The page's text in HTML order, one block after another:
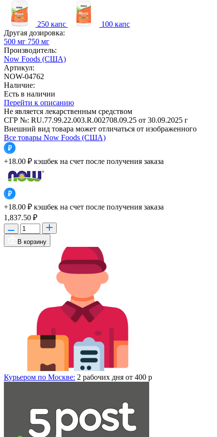
250 капс
100 капс
Другая дозировка:
500 мг 750 мг
Производитель:
Now Foods (США)
Артикул:
NOW-04762
Наличие:
Есть в наличии
Перейти к описанию
Не является лекарственным средством
СГР №: RU.77.99.22.003.R.002708.09.25 от 30.09.2025 г
Внешний вид товара может отличаться от изображенного
Все товары Now Foods (США)
+18.00 ₽ кэшбек на счет после получения заказа
+18.00 ₽ кэшбек на счет после получения заказа
1,837.50 ₽
В корзину
Курьером по Москве: 2 рабочих дня от 400 р